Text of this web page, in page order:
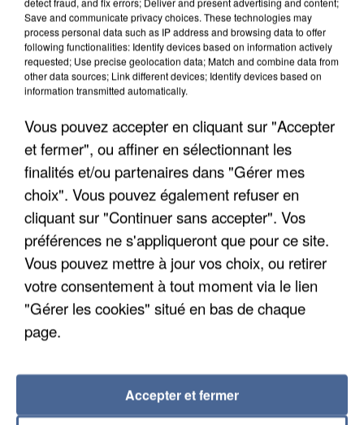
7 août 2026
Un second cadre de la DZ Mafia interpellé en
Algérie
Un cofondateur du réseau avait été interpellé
quelques jours plus tôt.
Save and communicate privacy choices. These technologies may
process personal data such as IP address and browsing data to offer
following functionalities: Identify devices based on information actively
requested; Use precise geolocation data; Match and combine data from
other data sources; Link different devices; Identify devices based on
information transmitted automatically.
Vous pouvez accepter en cliquant sur "Accepter
et fermer", ou affiner en sélectionnant les
finalités et/ou partenaires dans "Gérer mes
choix". Vous pouvez également refuser en
cliquant sur "Continuer sans accepter". Vos
préférences ne s'appliqueront que pour ce site.
Vous pouvez mettre à jour vos choix, ou retirer
votre consentement à tout moment via le lien
"Gérer les cookies" situé en bas de chaque
page.
Accepter et fermer